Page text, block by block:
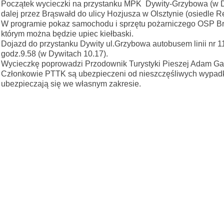
Początek wycieczki na przystanku MPK Dywity-Grzybowa (w
dalej przez Brąswałd do ulicy Hozjusza w Olsztynie (osiedle
W programie pokaz samochodu i sprzętu pożarniczego OSP
którym można będzie upiec kiełbaski.
Dojazd do przystanku Dywity ul.Grzybowa autobusem linii nr
godz.9.58 (w Dywitach 10.17).
Wycieczkę poprowadzi Przodownik Turystyki Pieszej Adam
Członkowie PTTK są ubezpieczeni od nieszczęśliwych
ubezpieczają się we własnym zakresie.